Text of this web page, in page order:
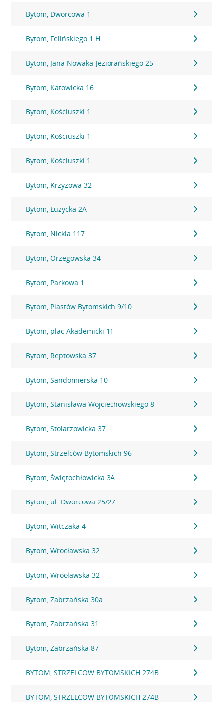
Bytom, Dworcowa 1
Bytom, Felińskiego 1 H
Bytom, Jana Nowaka-Jeziorańskiego 25
Bytom, Katowicka 16
Bytom, Kościuszki 1
Bytom, Kościuszki 1
Bytom, Kościuszki 1
Bytom, Krzyżowa 32
Bytom, Łużycka 2A
Bytom, Nickla 117
Bytom, Orzegowska 34
Bytom, Parkowa 1
Bytom, Piastów Bytomskich 9/10
Bytom, plac Akademicki 11
Bytom, Reptowska 37
Bytom, Sandomierska 10
Bytom, Stanisława Wojciechowskiego 8
Bytom, Stolarzowicka 37
Bytom, Strzelców Bytomskich 96
Bytom, Świętochłowicka 3A
Bytom, ul. Dworcowa 25/27
Bytom, Witczaka 4
Bytom, Wrocławska 32
Bytom, Wrocławska 32
Bytom, Zabrzańska 30a
Bytom, Zabrzańska 31
Bytom, Zabrzańska 87
BYTOM, STRZELCOW BYTOMSKICH 274B
BYTOM, STRZELCOW BYTOMSKICH 274B